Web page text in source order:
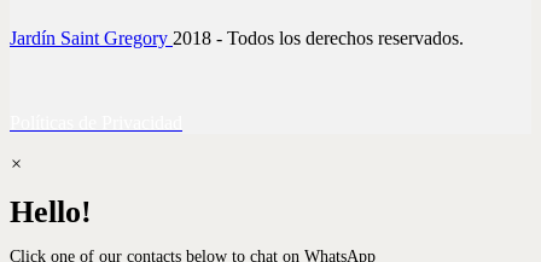
Jardín Saint Gregory 2018 - Todos los derechos reservados.
×
Hello!
Click one of our contacts below to chat on WhatsApp